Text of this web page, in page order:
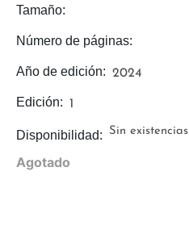
Agotado
Disponibilidad: Sin existencias
Edición: 1
Año de edición: 2024
Número de páginas:
Tamaño: